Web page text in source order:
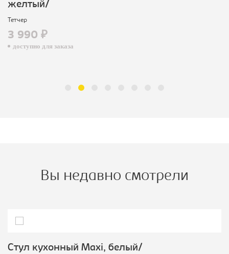
желтый/
Тетчер
3 990 ₽
доступно для заказа
Вы недавно смотрели
Стул кухонный Махi, белый/